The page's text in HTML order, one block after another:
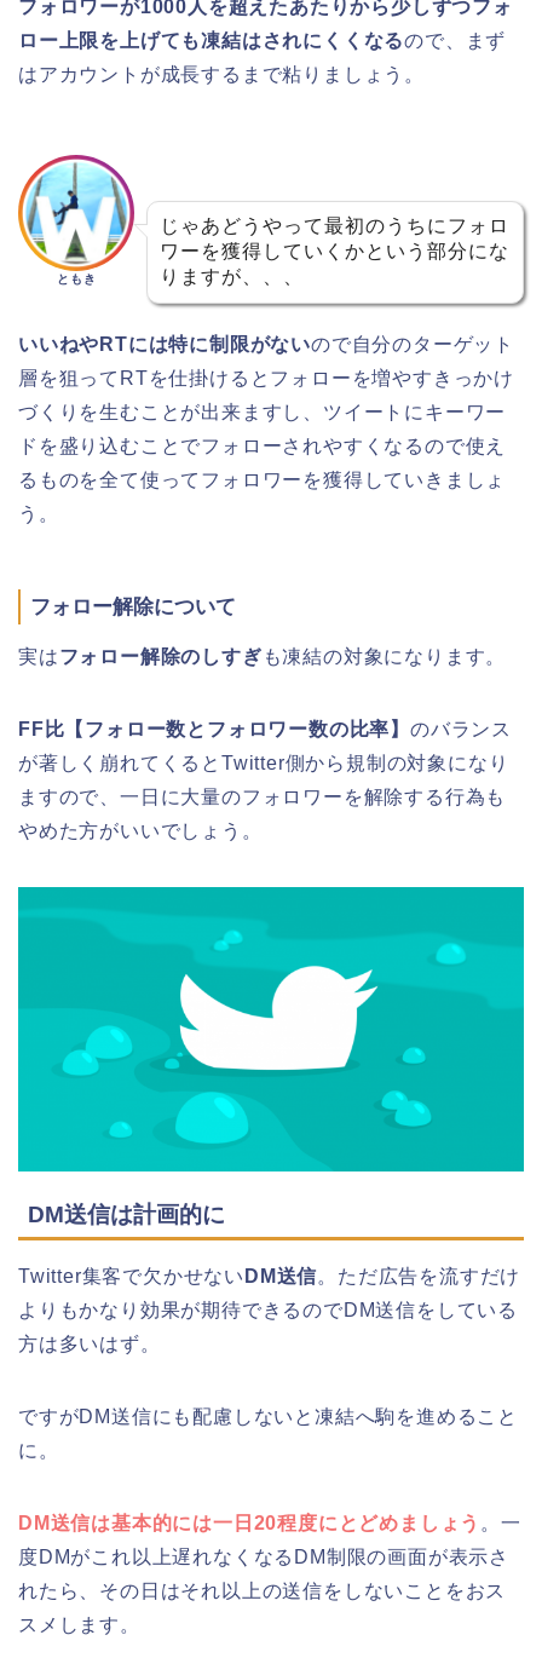
フォロワーが1000人を超えたあたりから少しずつフォ
ロー上限を上げても凍結はされにくくなるので、まず
はアカウントが成長するまで粘りましょう。
ともき
じゃあどうやって最初のうちにフォロ
ワーを獲得していくかという部分にな
りますが、、、
いいねやRTには特に制限がないので自分のターゲット
層を狙ってRTを仕掛けるとフォローを増やすきっかけ
づくりを生むことが出来ますし、ツイートにキーワー
ドを盛り込むことでフォローされやすくなるので使え
るものを全て使ってフォロワーを獲得していきましょ
う。
フォロー解除について
実はフォロー解除のしすぎ も凍結の対象になります。
FF比【フォロー数とフォロワー数の比率】 のバランス
が著しく崩れてくるとTwitter側から規制の対象になり
ますので、一日に大量のフォロワーを解除する行為も
やめた方がいいでしょう。
DM送信は計画的に
Twitter集客で欠かせない DM送信。ただ広告を流すだけ
よりもかなり効果が期待できるのでDM送信をしている
方は多いはず。
ですがDM送信にも配慮しないと凍結へ駒を進めること
に。
DM送信は基本的には一日20程度にとどめましょう 。一
度DMがこれ以上遅れなくなるDM制限の画面が表示さ
れたら、その日はそれ以上の送信をしないことをおス
スメします。